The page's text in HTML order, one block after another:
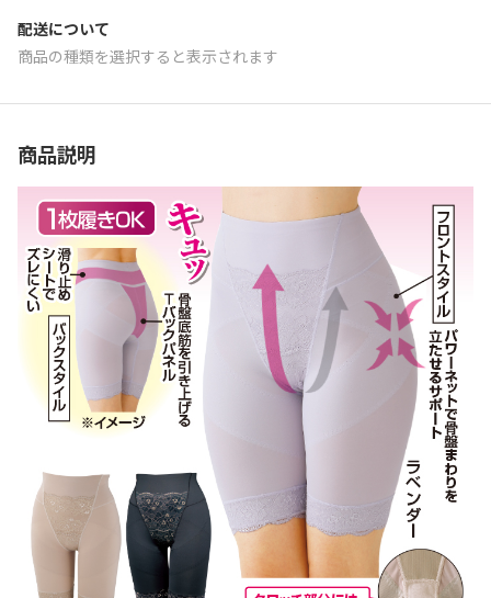
配送について
商品の種類を選択すると表示されます
商品説明